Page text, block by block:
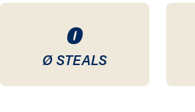
0
Ø STEALS